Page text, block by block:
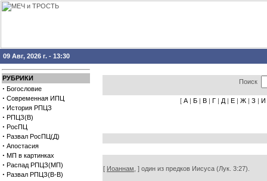
09 Авг, 2026 г. - 13:30
РУБРИКИ
· Богословие
· Современная ИПЦ
· История РПЦЗ
· РПЦЗ(В)
· РосПЦ
· Развал РосПЦ(Д)
· Апостасия
· МП в картинках
· Распад РПЦЗ(МП)
· Развал РПЦЗ(В-В)
Поиск
[ А | Б | В | Г | Д | Е | Ж | З | И
[ Иоаннам, ] один из предков Иисуса (Лук. 3:27).